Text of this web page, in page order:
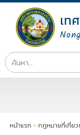
เท
หน้าแรก > กฎหมายที่เกี่ย